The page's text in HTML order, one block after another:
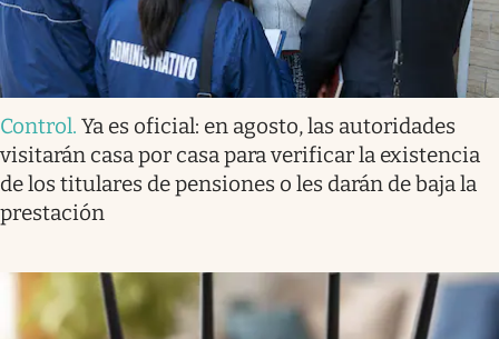
Control. Ya es oficial: en agosto, las autoridades
visitarán casa por casa para verificar la existencia
de los titulares de pensiones o les darán de baja la
prestación